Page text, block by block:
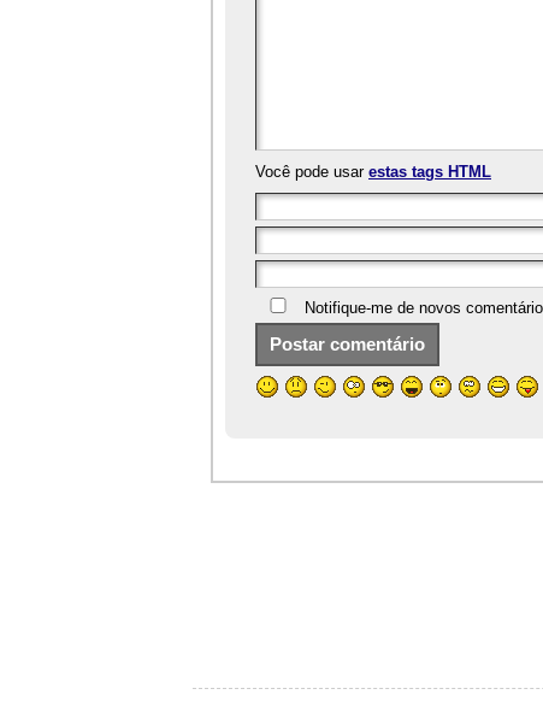
Você pode usar estas tags HTML
Notifique-me de novos